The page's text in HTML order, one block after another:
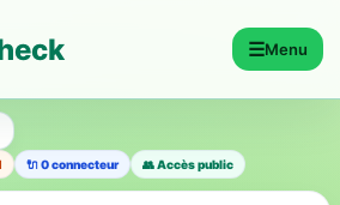
☰Menu
🔌 0 connecteur 👥 Accès public